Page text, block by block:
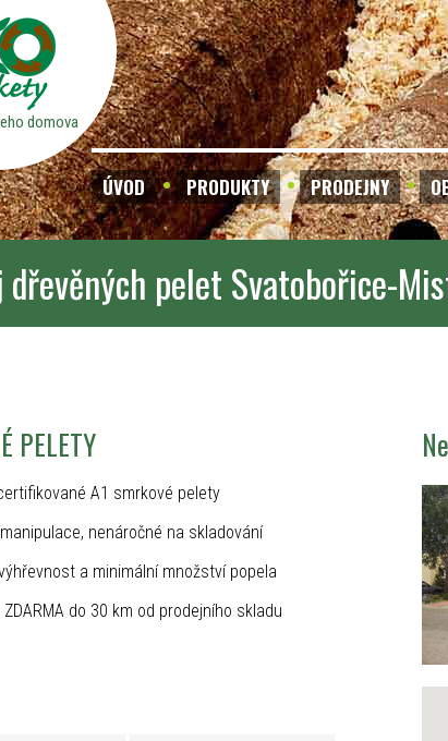
domova
ÚVOD PRODUKTY PRODEJNY
dřevěných pelet Svatobořice-
PELETY
A1 smrkové pelety
nenáročné na skladování
a minimální množství popela
ZDARMA do 30 km od prodejního skladu